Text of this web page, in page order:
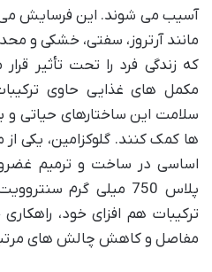
آسیب می شوند. این فرسایش می
مانند آرتروز، سفتی، خشکی و
که زندگی فرد را تحت تأثیر
مکمل های غذایی حاوی
سلامت این ساختارهای حیاتی و
ها کمک کنند. گلوکزامین، یکی
اساسی در ساخت و ترمیم
پلاس 750 میلی گرم
ترکیبات هم افزای خود،
مفاصل و کاهش چالش های